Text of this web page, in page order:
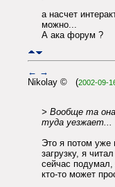
а насчет
можно...
А ака форум ?
← →
Nikolay © (2002-09-
> Вообще та она
туда уезжает...
Это я потом уже
загрузку, я
сейчас
кто-то может